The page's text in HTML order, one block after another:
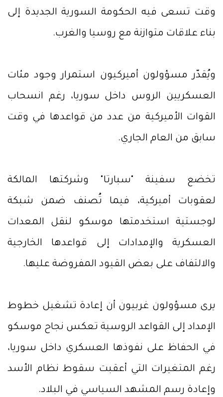
وقت تسعى فيه الحكومة السورية الجديدة إلى
بناء علاقات متوازنة مع روسيا والغرب.
ويُقدّر مسؤولون أميركيون استمرار وجود مئات
العسكريين الروس داخل سوريا، رغم انسحاب
القوات الأميركية من عدد من قواعدها في وقت
سابق من العام الجاري.
تخضع سفينة "سبارتا" وشركتها المالكة
لعقوبات أميركية، فيما تُصنف ضمن شبكة
لوجستية استخدمتها موسكو لنقل المعدات
العسكرية والإمدادات إلى قواعدها الخارجية
والالتفاف على بعض القيود المفروضة عليها.
يرى مسؤولون غربيون أن إعادة تشغيل خطوط
الإمداد إلى القواعد الروسية تعكس نجاح موسكو
في الحفاظ على نفوذها العسكري داخل سوريا،
رغم المتغيرات التي أعقبت سقوط نظام الأسد
وإعادة رسم المشهد السياسي في البلاد.